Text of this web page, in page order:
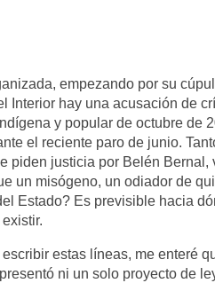
empezando por su
Interior hay una acusación de
y popular de octubre de
el reciente paro de junio.
piden justicia por Belén
un misógeno, un odiador de
Estado? Es previsible hacia
estas líneas, me enteré
ni un solo proyecto de